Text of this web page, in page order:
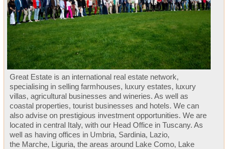
Great Estate is an international real estate network,
specialising in selling farmhouses, luxury estates, luxury
villas, agricultural businesses and wineries. As well as
coastal properties, tourist businesses and hotels. We can
also advise on prestigious investment opportunities. We are
located in central Italy, with our Head Office in Tuscany. As
well as having offices in Umbria, Sardinia, Lazio,
the Marche, Liguria, the areas around Lake Como, Lake